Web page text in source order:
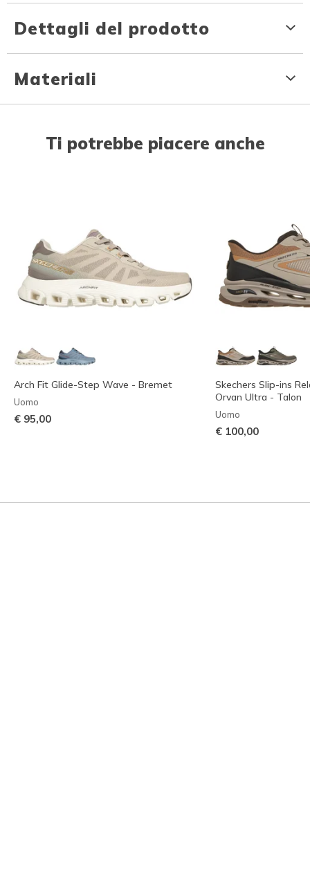
Dettagli del prodotto
Materiali
Ti potrebbe piacere anche
Arch Fit Glide-Step Wave - Bremet
Uomo
€ 95,00
Skechers Slip-ins
Orvan Ultra - Talon
Uomo
€ 100,00